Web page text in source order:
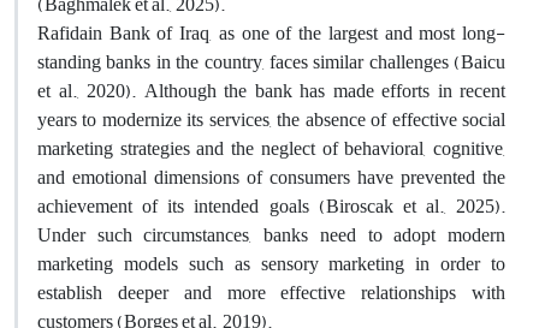
Rafidain Bank of Iraq, as one of the largest and most long-
standing banks in the country, faces similar challenges (Baicu
et al., 2020). Although the bank has made efforts in recent
years to modernize its services, the absence of effective social
marketing strategies and the neglect of behavioral, cognitive,
and emotional dimensions of consumers have prevented the
achievement of its intended goals (Biroscak et al., 2025).
Under such circumstances, banks need to adopt modern
marketing models such as sensory marketing in order to
establish deeper and more effective relationships with